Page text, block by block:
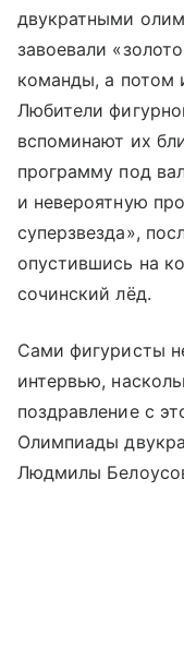
двукратными
завоевали
команды, а потом
Любители
вспоминают их
программу под
и невероятную
суперзвезда»,
опустившись на
сочинский лёд.
Сами фигуристы
интервью,
поздравление с
Олимпиады
Людмилы